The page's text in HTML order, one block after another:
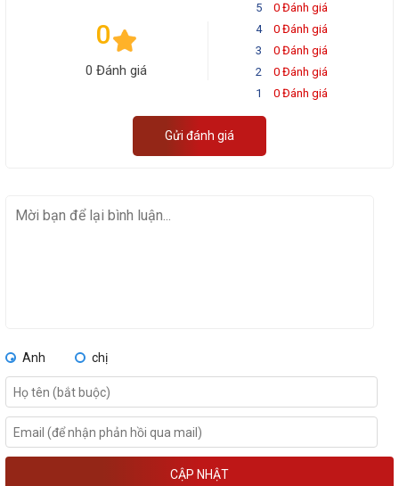
0
0 Đánh giá
5
0 Đánh giá
4
0 Đánh giá
3
0 Đánh giá
2
0 Đánh giá
1
0 Đánh giá
Gửi đánh giá
Anh chị
CẬP NHẬT